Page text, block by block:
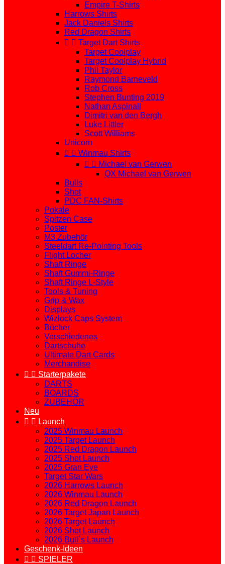
Empire T-Shirts
Harrows Shirts
Jack Daniels Shirts
Red Dragon Shirts
  Target Dart Shirts
Target Coolplay
Target Coolplay Hybrid
Phil Taylor
Raymond Barneveld
Rob Cross
Stephen Bunting 2019
Nathan Aspinall
Dimitri van den Bergh
Luke Littler
Scott Williams
Unicorn
  Winmau Shirts
  Michael van Gerwen
QX Michael van Gerwen
Bulls
Shot
PDC FAN-Shirts
Pokale
Spitzen Case
Poster
M3 Zubehör
Steeldart Re-Pointing Tools
Flight Locher
Shaft Ringe
Shaft Gummi-Ringe
Shaft Ringe L-Style
Tools & Tuning
Grip & Wax
Displays
Wizlock Caps System
Bücher
Verschiedenes
Dartschuhe
Ultimate Dart Cards
Merchandise
  Starterpakete
DARTS
BOARDS
ZUBEHÖR
Neu
  Launch
2025 Winmau Launch
2025 Target Launch
2025 Red Dragon Launch
2025 Shot Launch
2025 Gran Eye
Target Star Wars
2026 Harrows Launch
2026 Winmau Launch
2026 Red Dragon Launch
2026 Target Japan Launch
2026 Target Launch
2026 Shot Launch
2026 Bull`s Launch
Geschenk-Ideen
  SPIELER